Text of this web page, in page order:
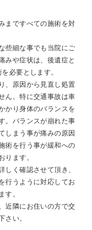
まですべての施術を対
些細な事でも当院にご
みや症状は、後遺症と
必要とします。
、原因から見直し処置
ん。特に交通事故は車
かり身体のバランスを
。バランスが崩れた事
しまう事が痛みの原因
術を行う事が緩和への
ります。
しく確認させて頂き、
行うように対応してお
す。
近隣にお住いの方で交
さい。